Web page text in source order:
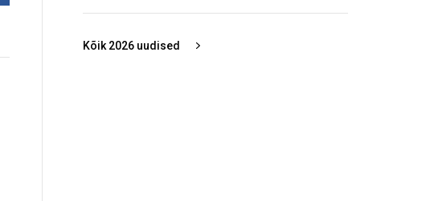
Kõik 2026 uudised